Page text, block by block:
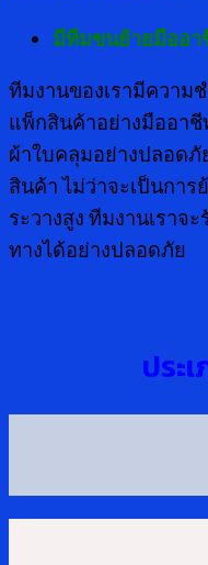
มีทีมขนย้ายมืออา
ทีมงานของเรามีความ
แพ็กสินค้าอย่างมืออา
ผ้าใบคลุมอย่างปลอดภั
สินค้า ไม่ว่าจะเป็นกา
ระวางสูง ทีมงานเราจ
ทางได้อย่างปลอดภัย
ประ